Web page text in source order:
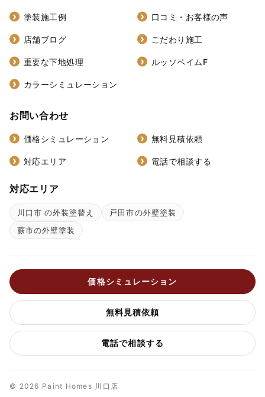
塗装施工例 口コミ・お客様の声
店舗ブログ こだわり施工
重要な下地処理 ルッソペイムF
カラーシミュレーション
お問い合わせ
価格シミュレーション 無料見積依頼
対応エリア 電話で相談する
対応エリア
川口市 の外装塗替え
戸田市の外壁塗装
蕨市の外壁塗装
価格シミュレーション
無料見積依頼
電話で相談する
© 2026 Paint Homes 川口店